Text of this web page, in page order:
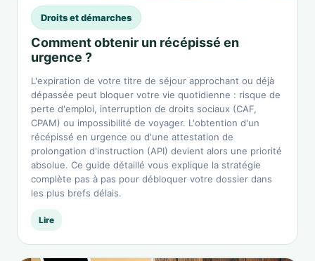
Droits et démarches
Comment obtenir un récépissé en
urgence ?
L'expiration de votre titre de séjour approchant ou déjà
dépassée peut bloquer votre vie quotidienne : risque de
perte d'emploi, interruption de droits sociaux (CAF,
CPAM) ou impossibilité de voyager. L'obtention d'un
récépissé en urgence ou d'une attestation de
prolongation d'instruction (API) devient alors une priorité
absolue. Ce guide détaillé vous explique la stratégie
complète pas à pas pour débloquer votre dossier dans
les plus brefs délais.
Lire